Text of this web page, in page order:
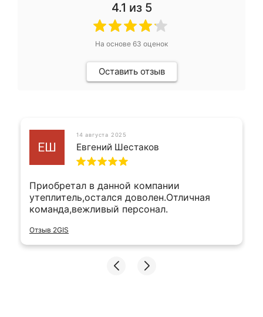
4.1 из 5
На основе 63 оценок
Оставить отзыв
ЕШ
14 августа 2025
Евгений Шестаков
Приобретал в данной компании
утеплитель,остался доволен.Отличная
команда,вежливый персонал.
Отзыв 2GIS